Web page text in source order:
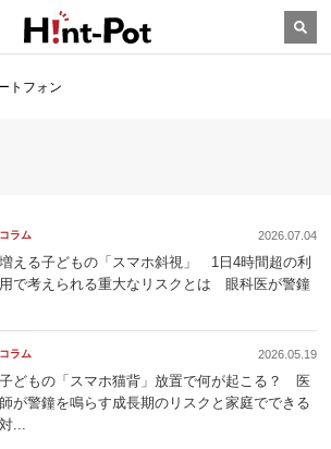
トフォン
コラム 2026.07.04
増える子どもの「スマホ斜視」 1日4時間超の利
用で考えられる重大なリスクとは 眼科医が警鐘
コラム 2026.05.19
子どもの「スマホ猫背」放置で何が起こる？ 医
師が警鐘を鳴らす成長期のリスクと家庭でできる
対...